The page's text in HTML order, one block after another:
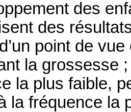
des
des
point de
la grossesse
la plus faible,
la fréquence la